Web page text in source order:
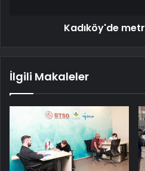
Kadıköy'de
İlgili Makaleler